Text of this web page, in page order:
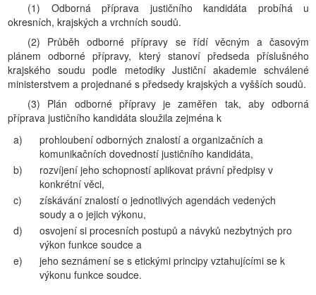
(1) Odborná příprava justičního kandidáta probíhá u
okresních, krajských a vrchních soudů.
(2) Průběh odborné přípravy se řídí věcným a časovým
plánem odborné přípravy, který stanoví předseda příslušného
krajského soudu podle metodiky Justiční akademie schválené
ministerstvem a projednané s předsedy krajských a vyšších soudů.
(3) Plán odborné přípravy je zaměřen tak, aby odborná
příprava justičního kandidáta sloužila zejména k
a)
prohloubení odborných znalostí a organizačních a
komunikačních dovedností justičního kandidáta,
b)
rozvíjení jeho schopností aplikovat právní předpisy v
konkrétní věci,
c)
získávání znalostí o jednotlivých agendách vedených
soudy a o jejich výkonu,
d)
osvojení si procesních postupů a návyků nezbytných pro
výkon funkce soudce a
e)
jeho seznámení se s etickými principy vztahujícími se k
výkonu funkce soudce.